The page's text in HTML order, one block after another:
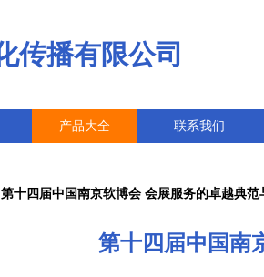
传播有限公司
产品大全 联系我们
第十四届中国南京软博会 会展服务的卓越典范
第十四届中国南